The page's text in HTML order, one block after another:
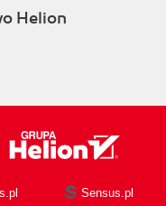
Helion
Sensus.pl